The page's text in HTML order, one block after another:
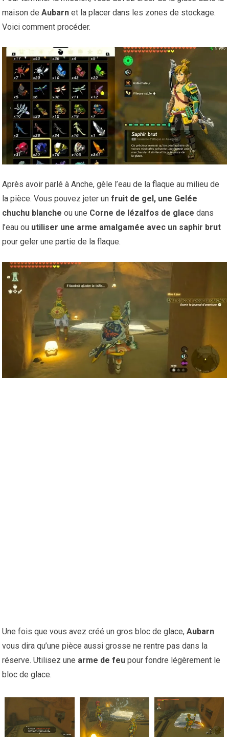
maison deAubarn et la placer dans les zones de stockage.
Voici comment procéder.
Après avoir parlé à Anche, gèle l’eau de la flaque au milieu de
la pièce. Vous pouvez jeter unfruit de gel, une Gelée
chuchu blancheou une Corne de lézalfos de glace dans
l’eau ou utiliser une arme amalgamée avec un saphir brut
pour geler une partie de la flaque.
Une fois que vous avez créé un gros bloc de glace,Aubarn
vous dira qu’une pièce aussi grosse ne rentre pas dans la
réserve. Utilisez une arme de feu pour fondre légèrement le
bloc de glace.